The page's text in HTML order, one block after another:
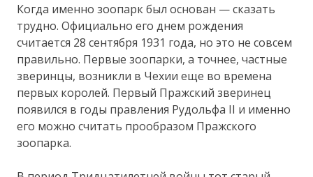
Когда именно зоопарк был основан — сказать
трудно. Официально его днем рождения
считается 28 сентября 1931 года, но это не совсем
правильно. Первые зоопарки, а точнее, частные
зверинцы, возникли в Чехии еще во времена
первых королей. Первый Пражский зверинец
появился в годы правления Рудольфа II и именно
его можно считать прообразом Пражского
зоопарка.